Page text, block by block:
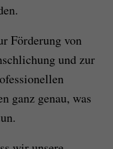
Förderung von
und zur
ganz genau, was